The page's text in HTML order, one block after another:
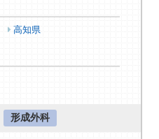
高知県
形成外科